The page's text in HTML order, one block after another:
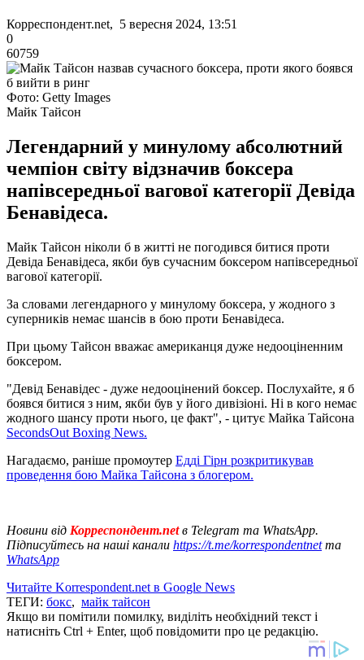
Корреспондент.net, 5 вересня 2024, 13:51
0
60759
Фото: Getty Images
Майк Тайсон
Легендарний у минулому абсолютний
чемпіон світу відзначив боксера
напівсередньої вагової категорії Девіда
Бенавідеса.
Майк Тайсон ніколи б в житті не погодився битися проти
Девіда Бенавідеса, якби був сучасним боксером напівсередньої
вагової категорії.
За словами легендарного у минулому боксера, у жодного з
суперників немає шансів в бою проти Бенавідеса.
При цьому Тайсон вважає американця дуже недооціненним
боксером.
"Девід Бенавідес - дуже недооцінений боксер. Послухайте, я б
боявся битися з ним, якби був у його дивізіоні. Ні в кого немає
жодного шансу проти нього, це факт", - цитує Майка Тайсона
SecondsOut Boxing News.
Нагадаємо, раніше промоутер Едді Гірн розкритикував
проведення бою Майка Тайсона з блогером.
Новини від Корреспондент.netв Telegram та WhatsApp.
Підписуйтесь на наші канали https://t.me/korrespondentnetта
WhatsApp
Читайте Korrespondent.net в Google News
ТЕГИ: бокс, майк тайсон
Якщо ви помітили помилку, виділіть необхідний текст і
натисніть Ctrl + Enter, щоб повідомити про це редакцію.